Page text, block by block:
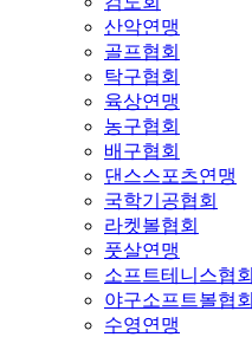
산악연맹
골프협회
탁구협회
육상연맹
농구협회
배구협회
댄스스포츠연맹
국학기공협회
라켓볼협회
풋살연맹
소프트테니스협회
야구소프트볼협회
수영연맹